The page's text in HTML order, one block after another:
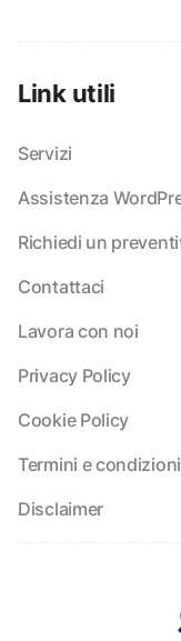
Link utili
Servizi
Assistenza
Richiedi un
Contattaci
Lavora con noi
Privacy Policy
Cookie Policy
Termini e condizioni
Disclaimer